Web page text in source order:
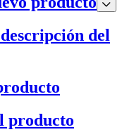
del
producto